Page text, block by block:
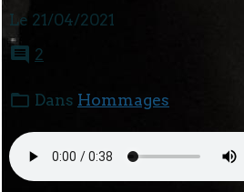
Le 21/04/2021
2
Dans Hommages